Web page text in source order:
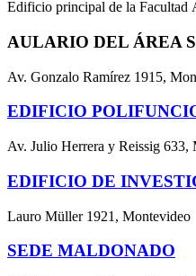
Edificio principal de la Facultad
AULARIO DEL ÁREA
Av. Gonzalo Ramírez 1915,
EDIFICIO
Av. Julio Herrera y Reissig 633,
EDIFICIO DE
Lauro Müller 1921, Montevideo
SEDE MALDONADO